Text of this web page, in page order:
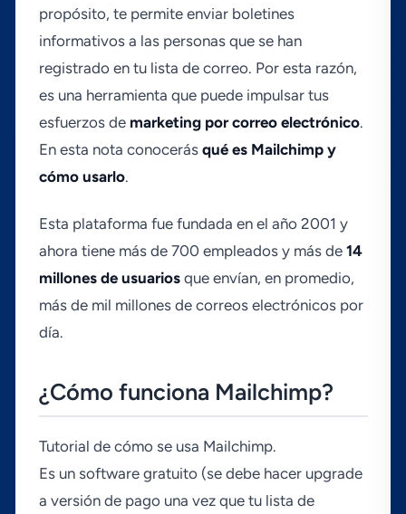
propósito, te permite enviar boletines
informativos a las personas que se han
registrado en tu lista de correo. Por esta razón,
es una herramienta que puede impulsar tus
esfuerzos de marketing por correo electrónico.
En esta nota conocerás qué es Mailchimp y
cómo usarlo.
Esta plataforma fue fundada en el año 2001 y
ahora tiene más de 700 empleados y más de 14
millones de usuariosque enví­an, en promedio,
más de mil millones de correos electrónicos por
dí­a.
¿Cómo funciona Mailchimp?
Tutorial de cómo se usa Mailchimp.
Es un software gratuito (se debe hacer upgrade
a versión de pago una vez que tu lista de